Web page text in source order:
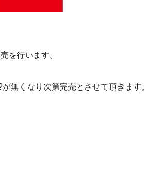
を行います。
無くなり次第完売とさせて頂きます。